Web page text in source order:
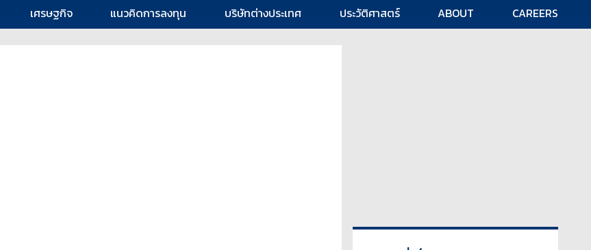
เศรษฐกิจ แนวคิดการลงทุน บริษัทต่างประเทศ ประวัติศาสตร์ ABOUT CAREERS